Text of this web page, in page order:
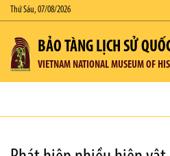
Thứ Sáu, 07/08/2026
BẢO TÀNG LỊCH SỬ
VIETNAM NATIONAL MUSEUM OF